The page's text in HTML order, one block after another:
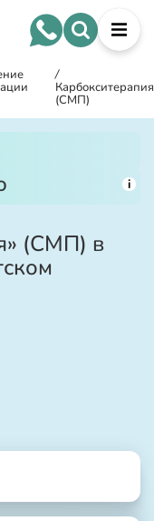
/
Карбокситерапия
(СМП)
i
(СМП) в